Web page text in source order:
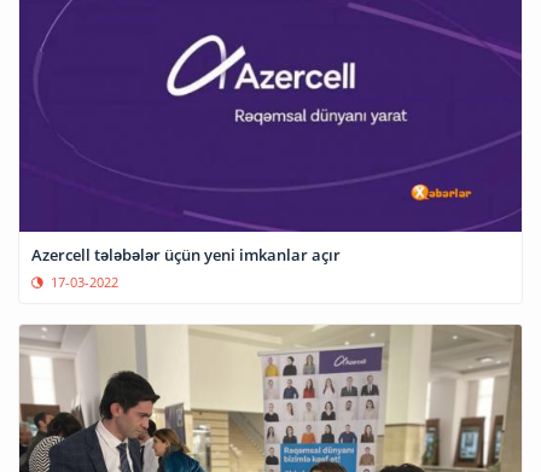
Azercell tələbələr üçün yeni imkanlar açır
17-03-2022